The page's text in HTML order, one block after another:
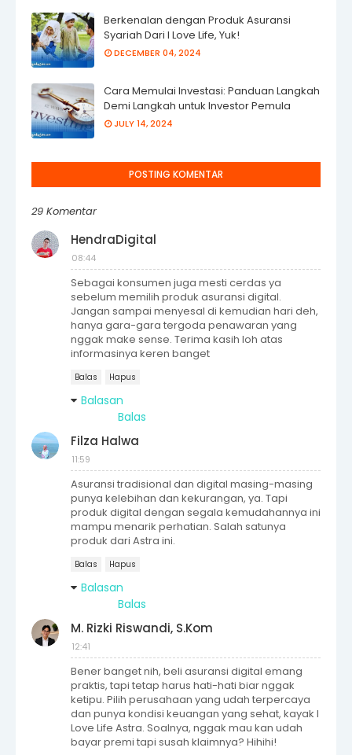
Berkenalan dengan Produk Asuransi
Syariah Dari I Love Life, Yuk!
DECEMBER 04, 2024
Cara Memulai Investasi: Panduan Langkah
Demi Langkah untuk Investor Pemula
JULY 14, 2024
POSTING KOMENTAR
29 Komentar
HendraDigital
08:44
Sebagai konsumen juga mesti cerdas ya
sebelum memilih produk asuransi digital.
Jangan sampai menyesal di kemudian hari deh,
hanya gara-gara tergoda penawaran yang
nggak make sense. Terima kasih loh atas
informasinya keren banget
Balas Hapus
Balasan
Balas
Filza Halwa
11:59
Asuransi tradisional dan digital masing-masing
punya kelebihan dan kekurangan, ya. Tapi
produk digital dengan segala kemudahannya ini
mampu menarik perhatian. Salah satunya
produk dari Astra ini.
Balas Hapus
Balasan
Balas
M. Rizki Riswandi, S.Kom
12:41
Bener banget nih, beli asuransi digital emang
praktis, tapi tetap harus hati-hati biar nggak
ketipu. Pilih perusahaan yang udah terpercaya
dan punya kondisi keuangan yang sehat, kayak I
Love Life Astra. Soalnya, nggak mau kan udah
bayar premi tapi susah klaimnya? Hihihi!